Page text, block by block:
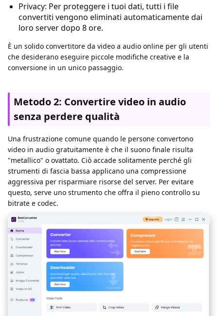
Privacy: Per proteggere i tuoi dati, tutti i file
convertiti vengono eliminati automaticamente dai
loro server dopo 8 ore.
È un solido convertitore da video a audio online per gli utenti
che desiderano eseguire piccole modifiche creative e la
conversione in un unico passaggio.
Metodo 2: Convertire video in audio
senza perdere qualità
Una frustrazione comune quando le persone convertono
video in audio gratuitamente è che il suono finale risulta
"metallico" o ovattato. Ciò accade solitamente perché gli
strumenti di fascia bassa applicano una compressione
aggressiva per risparmiare risorse del server. Per evitare
questo, serve uno strumento che offra il pieno controllo su
bitrate e codec.